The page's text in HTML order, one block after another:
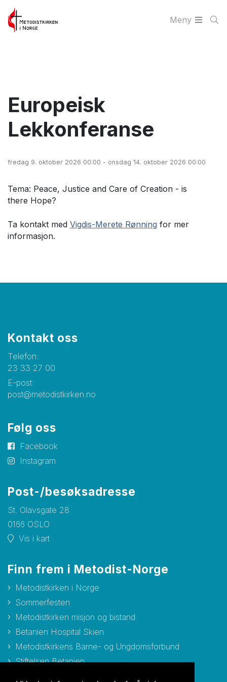
Meny
Europeisk
Lekkonferanse
fredag 9. oktober 2026 00:00 - onsdag 14. oktober 2026 00:00
Tema: Peace, Justice and Care of Creation - is
there Hope?
Ta kontakt med Vigdis-Merete Rønning for mer
informasjon.
Kontakt oss
Telefon:
23 33 27 00
E-post:
post@metodistkirken.no
Følg oss
Facebook
Instagram
Post-/besøksadresse
St. Olavsgate 28
0166 OSLO
Vis i kart
Finn frem i Metodist-Norge
Metodistkirken i Norge
Sommerfesten
Metodistkirken misjon og bistand
Betanien Hospital Skien
Metodistkirkens Barne- og Ungdomsforbund
Stiftelsen Betanien